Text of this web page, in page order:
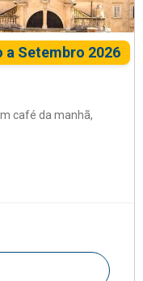
a Setembro 2026
café da manhã,